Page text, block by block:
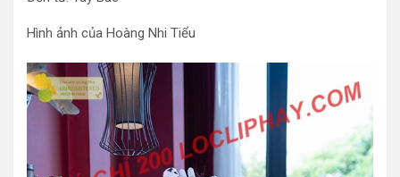
Hình ảnh của Hoàng Nhi Tiểu